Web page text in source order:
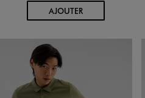
AJOUTERAU PANIER